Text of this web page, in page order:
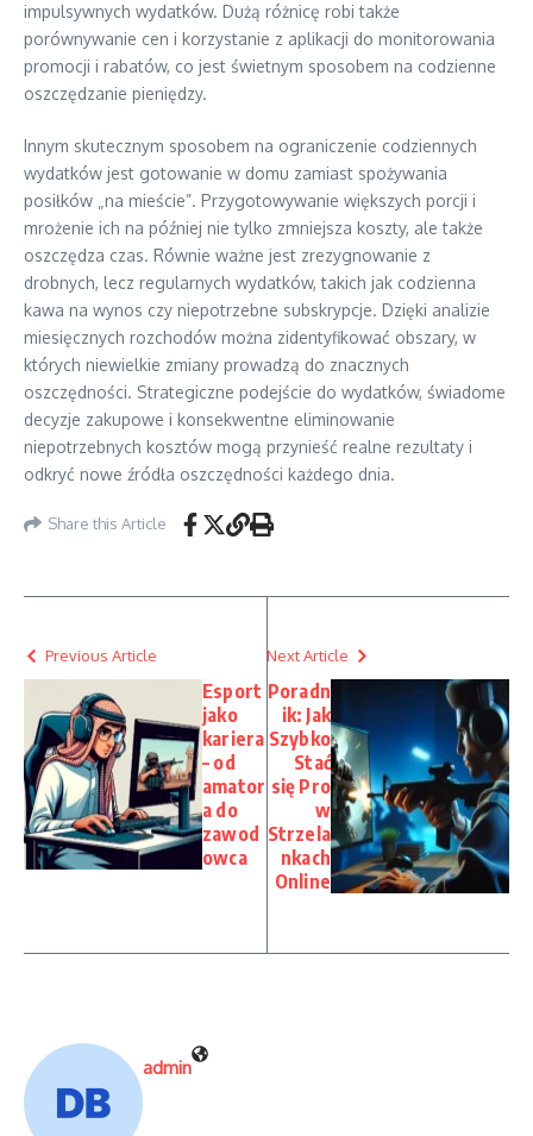
impulsywnych wydatków. Dużą różnicę robi także
porównywanie cen i korzystanie z aplikacji do monitorowania
promocji i rabatów, co jest świetnym sposobem na codzienne
oszczędzanie pieniędzy.
Innym skutecznym sposobem na ograniczenie codziennych
wydatków jest gotowanie w domu zamiast spożywania
posiłków „na mieście”. Przygotowywanie większych porcji i
mrożenie ich na później nie tylko zmniejsza koszty, ale także
oszczędza czas. Równie ważne jest zrezygnowanie z
drobnych, lecz regularnych wydatków, takich jak codzienna
kawa na wynos czy niepotrzebne subskrypcje. Dzięki analizie
miesięcznych rozchodów można zidentyfikować obszary, w
których niewielkie zmiany prowadzą do znacznych
oszczędności. Strategiczne podejście do wydatków, świadome
decyzje zakupowe i konsekwentne eliminowanie
niepotrzebnych kosztów mogą przynieść realne rezultaty i
odkryć nowe źródła oszczędności każdego dnia.
Share this Article
Previous Article
Esport
jako
kariera
– od
amator
a do
zawod
owca
Next Article
Poradn
ik: Jak
Szybko
Stać
się Pro
w
Strzela
nkach
Online
admin